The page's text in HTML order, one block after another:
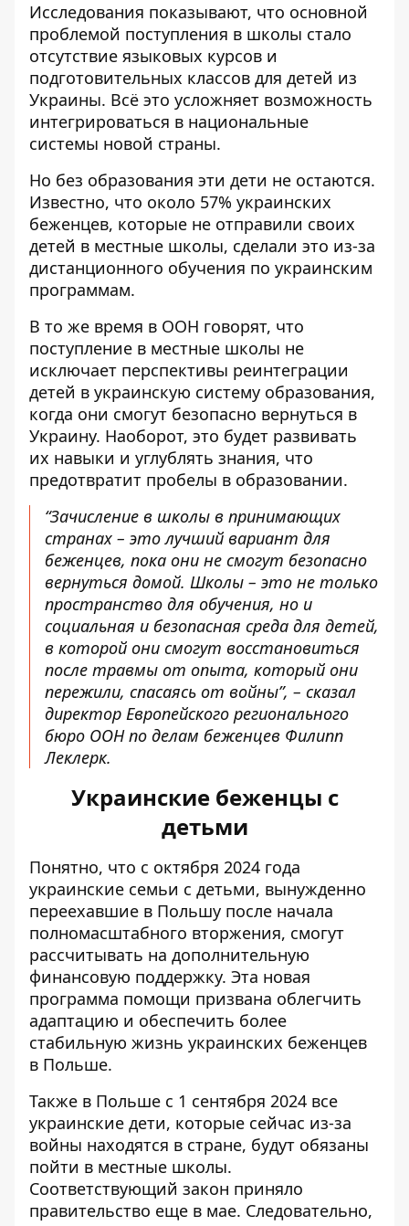
Исследования показывают, что основной
проблемой поступления в школы стало
отсутствие языковых курсов и
подготовительных классов для детей из
Украины. Всё это усложняет возможность
интегрироваться в национальные
системы новой страны.
Но без образования эти дети не остаются.
Известно, что около 57% украинских
беженцев, которые не отправили своих
детей в местные школы, сделали это из-за
дистанционного обучения по украинским
программам.
В то же время в ООН говорят, что
поступление в местные школы не
исключает перспективы реинтеграции
детей в украинскую систему образования,
когда они смогут безопасно вернуться в
Украину. Наоборот, это будет развивать
их навыки и углублять знания, что
предотвратит пробелы в образовании.
“Зачисление в школы в принимающих
странах – это лучший вариант для
беженцев, пока они не смогут безопасно
вернуться домой. Школы – это не только
пространство для обучения, но и
социальная и безопасная среда для детей,
в которой они смогут восстановиться
после травмы от опыта, который они
пережили, спасаясь от войны”, – сказал
директор Европейского регионального
бюро ООН по делам беженцев Филипп
Леклерк.
Украинские беженцы с
детьми
Понятно, что с октября 2024 года
украинские семьи с детьми, вынужденно
переехавшие в Польшу после начала
полномасштабного вторжения, смогут
рассчитывать на дополнительную
финансовую поддержку. Эта новая
программа помощи призвана облегчить
адаптацию и обеспечить более
стабильную жизнь украинских беженцев
в Польше.
Также в Польше с 1 сентября 2024 все
украинские дети, которые сейчас из-за
войны находятся в стране, будут обязаны
пойти в местные школы.
Соответствующий закон приняло
правительство еще в мае. Следовательно,